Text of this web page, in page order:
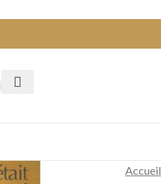
Accueil